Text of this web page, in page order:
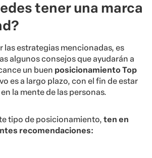
tener una marca
las estrategias mencionadas, es
algunos consejos que ayudarán a
un buen posicionamiento Top
es a largo plazo, con el fin de estar
la mente de las personas.
tipo de posicionamiento, ten en
recomendaciones: